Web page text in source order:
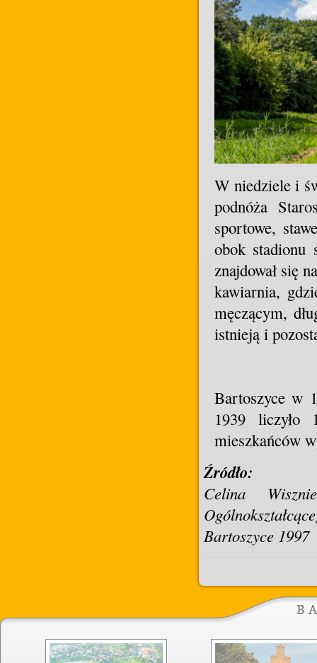
W niedziele i
podnóża
sportowe,
obok stadionu
znajdował się
kawiarnia,
męczącym,
istnieją i
Bartoszyce w
1939 liczyło
mieszkańców
Źródło:
Celina
Bartoszyce 1997